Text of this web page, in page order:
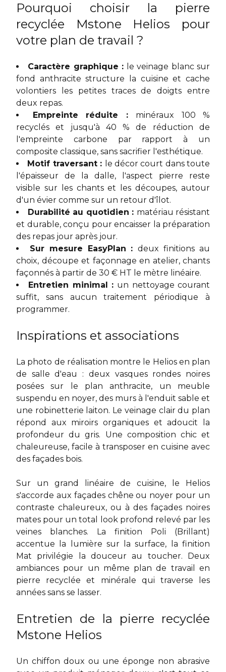
Pourquoi choisir la pierre
recyclée Mstone Helios pour
votre plan de travail ?
Caractère graphique : le veinage blanc sur
fond anthracite structure la cuisine et cache
volontiers les petites traces de doigts entre
deux repas.
Empreinte réduite : minéraux 100 %
recyclés et jusqu'à 40 % de réduction de
l'empreinte carbone par rapport à un
composite classique, sans sacrifier l'esthétique.
Motif traversant : le décor court dans toute
l'épaisseur de la dalle, l'aspect pierre reste
visible sur les chants et les découpes, autour
d'un évier comme sur un retour d'îlot.
Durabilité au quotidien : matériau résistant
et durable, conçu pour encaisser la préparation
des repas jour après jour.
Sur mesure EasyPlan :deux finitions au
choix, découpe et façonnage en atelier, chants
façonnés à partir de 30 € HT le mètre linéaire.
Entretien minimal : un nettoyage courant
suffit, sans aucun traitement périodique à
programmer.
Inspirations et associations
La photo de réalisation montre le Helios en plan
de salle d'eau : deux vasques rondes noires
posées sur le plan anthracite, un meuble
suspendu en noyer, des murs à l'enduit sable et
une robinetterie laiton. Le veinage clair du plan
répond aux miroirs organiques et adoucit la
profondeur du gris. Une composition chic et
chaleureuse, facile à transposer en cuisine avec
des façades bois.
Sur un grand linéaire de cuisine, le Helios
s'accorde aux façades chêne ou noyer pour un
contraste chaleureux, ou à des façades noires
mates pour un total look profond relevé par les
veines blanches. La finition Poli (Brillant)
accentue la lumière sur la surface, la finition
Mat privilégie la douceur au toucher. Deux
ambiances pour un même plan de travail en
pierre recyclée et minérale qui traverse les
années sans se lasser.
Entretien de la pierre recyclée
Mstone Helios
Un chiffon doux ou une éponge non abrasive